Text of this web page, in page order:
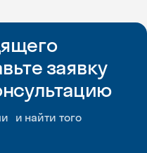
заявку
и найти того